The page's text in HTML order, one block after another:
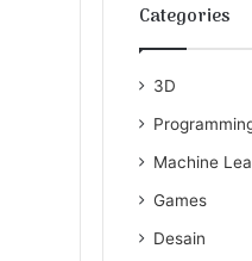
Categories
3D
Machine
Games
Desain